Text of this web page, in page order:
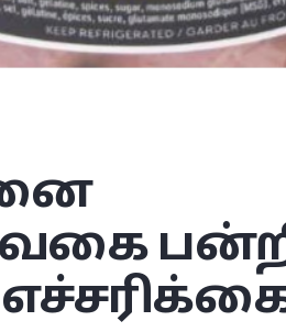
வகை